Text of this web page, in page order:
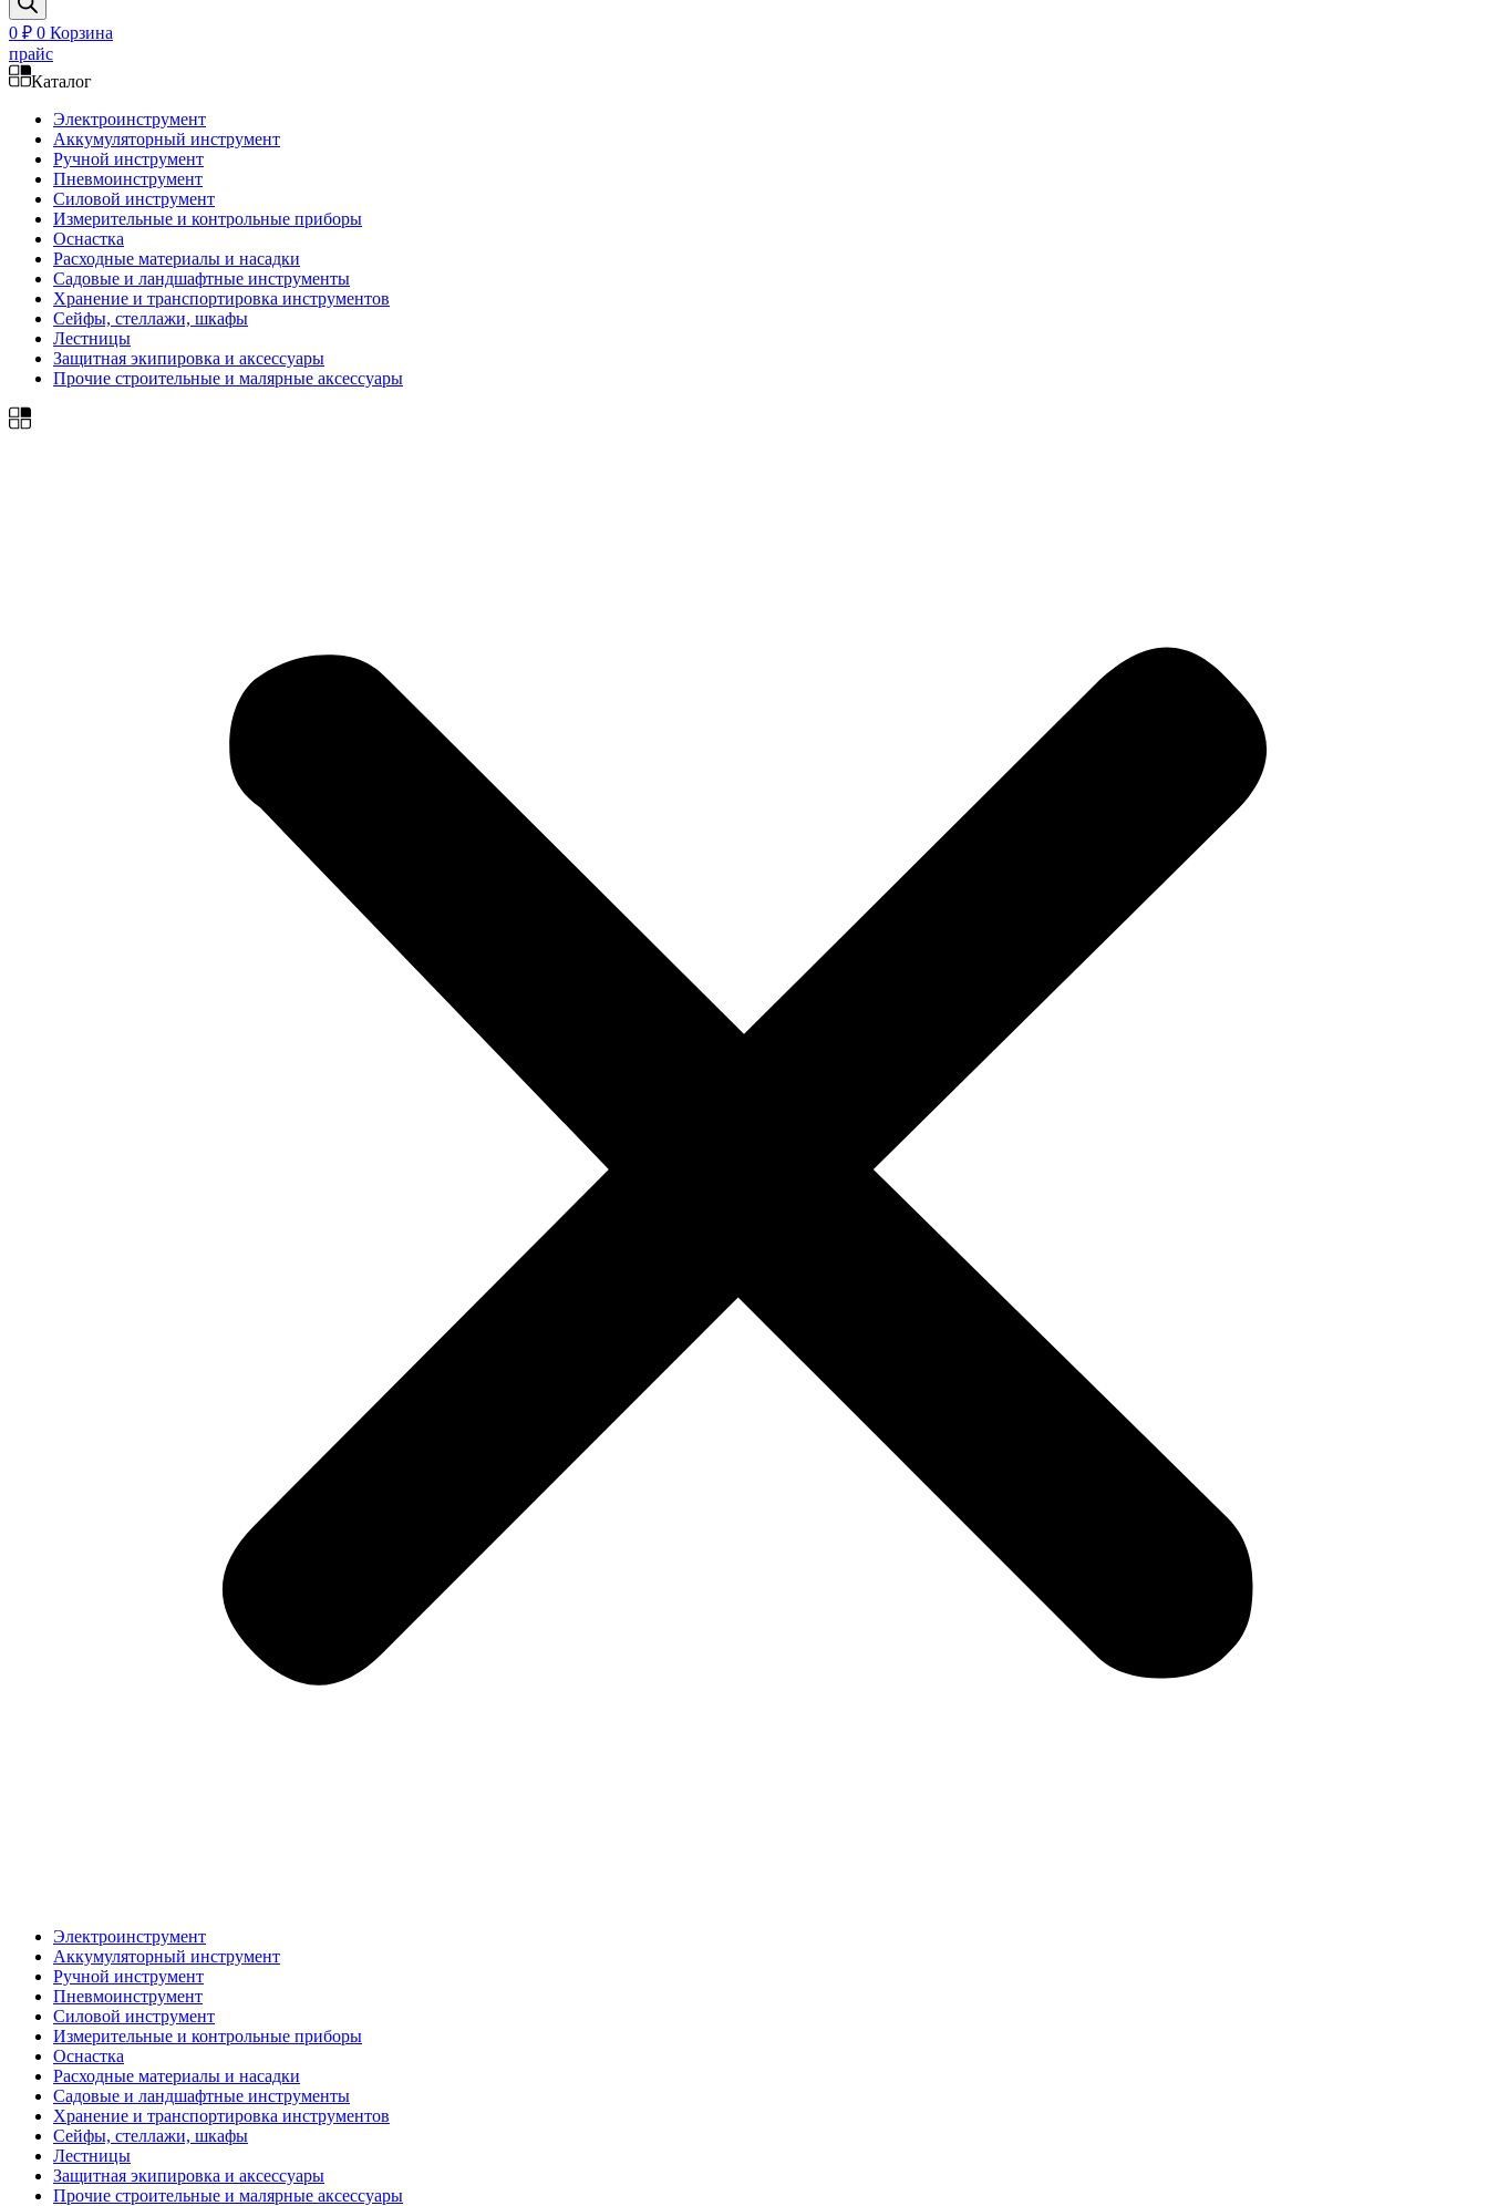
0 ₽ 0 Корзина
прайс
Каталог
Электроинструмент
Аккумуляторный инструмент
Ручной инструмент
Пневмоинструмент
Силовой инструмент
Измерительные и контрольные приборы
Оснастка
Расходные материалы и насадки
Садовые и ландшафтные инструменты
Хранение и транспортировка инструментов
Сейфы, стеллажи, шкафы
Лестницы
Защитная экипировка и аксессуары
Прочие строительные и малярные аксессуары
Электроинструмент
Аккумуляторный инструмент
Ручной инструмент
Пневмоинструмент
Силовой инструмент
Измерительные и контрольные приборы
Оснастка
Расходные материалы и насадки
Садовые и ландшафтные инструменты
Хранение и транспортировка инструментов
Сейфы, стеллажи, шкафы
Лестницы
Защитная экипировка и аксессуары
Прочие строительные и малярные аксессуары